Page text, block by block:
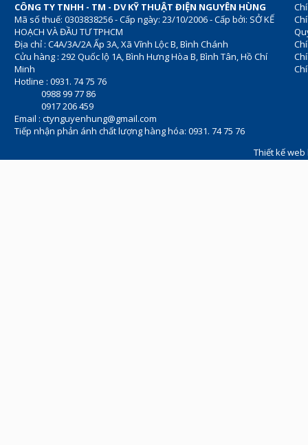
CÔNG TY TNHH - TM - DV KỸ THUẬT ĐIỆN NGUYÊN HÙNG
Mã số thuế: 0303838256 - Cấp ngày: 23/10/2006 - Cấp bởi: SỞ KẾ
HOẠCH VÀ ĐẦU TƯ TPHCM
Địa chỉ : C4A/3A/2A Ấp 3A, Xã Vĩnh Lộc B, Bình Chánh
Cửu hàng : 292 Quốc lộ 1A, Bình Hưng Hòa B, Bình Tân, Hồ Chí
Minh
Hotline : 0931. 74 75 76
0988 99 77 86
0917 206 459
Email : ctynguyenhung@gmail.com
Tiếp nhận phản ánh chất lượng hàng hóa: 0931. 74 75 76
Thiết kế web